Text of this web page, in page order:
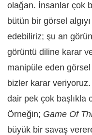
olağan. İnsanlar çok
bütün bir görsel
edebiliriz; şu an
görüntü diline karar
manipüle eden
bizler karar veriyoruz.
dair pek çok başlıkla
Örneğin; Game Of
büyük bir savaş